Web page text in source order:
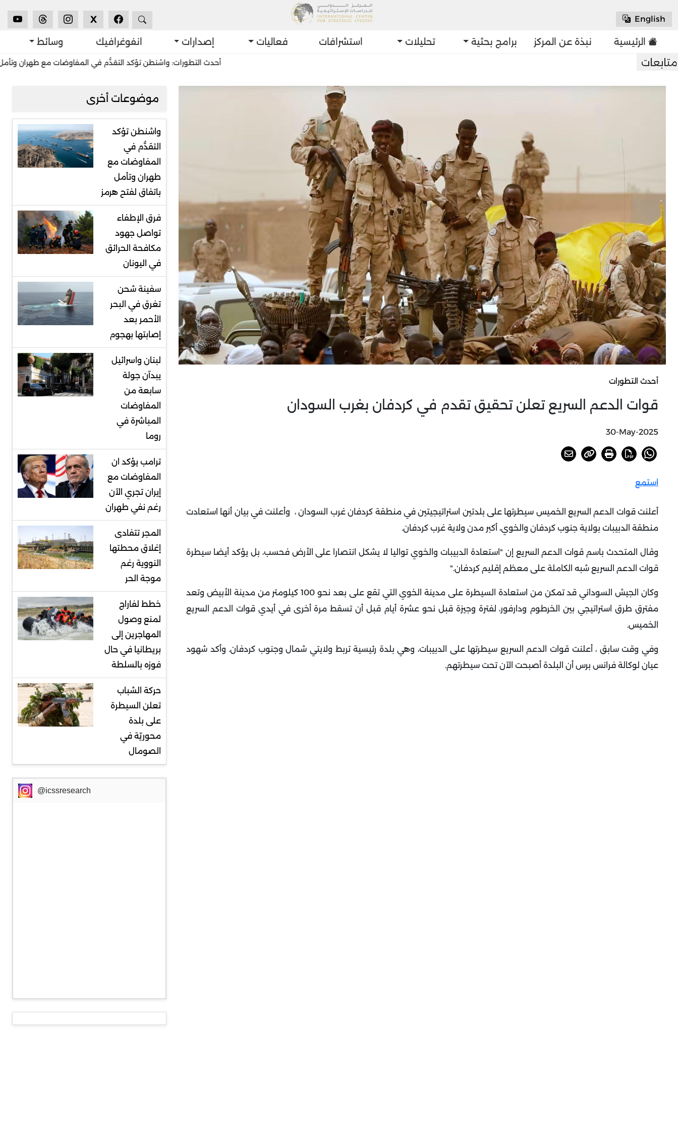
English
X
الرئيسية نبذة عن المركز برامج بحثية تحليلات استشرافات فعاليات إصدارات انفوغرافيك وسائط
أحدث التطورات: واشنطن تؤكد التقدُّم في المفاوضات مع طهران وتأمل باتفاق
أحدث التطورات
قوات الدعم السريع تعلن تحقيق تقدم في كردفان بغرب السودان
30-May-2025
استمع
أعلنت قوات الدعم السريع الخميس سيطرتها على بلدتين استراتيجيتين في منطقة كردفان غرب السودان ، وأعلنت في بيان أنها استعادت
منطقة الدبيبات بولاية جنوب كردفان والخوي، أكبر مدن ولاية غرب كردفان.
وقال المتحدث باسم قوات الدعم السريع إن "استعادة الدبيبات والخوي تواليا لا يشكل انتصارا على الأرض فحسب، بل يؤكد أيضا سيطرة
قوات الدعم السريع شبه الكاملة على معظم إقليم كردفان".
وكان الجيش السوداني قد تمكن من استعادة السيطرة على مدينة الخوي التي تقع على بعد نحو 100 كيلومتر من مدينة الأبيض وتعد
مفترق طرق استراتيجي بين الخرطوم ودارفور، لفترة وجيزة قبل نحو عشرة أيام قبل أن تسقط مرة أخرى في أيدي قوات الدعم السريع
الخميس.
وفي وقت سابق ، أعلنت قوات الدعم السريع سيطرتها على الدبيبات، وهي بلدة رئيسية تربط ولايتي شمال وجنوب كردفان. وأكد شهود
عيان لوكالة فرانس برس أن البلدة أصبحت الآن تحت سيطرتهم.
موضوعات أخرى
واشنطن تؤكد
التقدُّم في
المفاوضات مع
طهران وتأمل
باتفاق لفتح هرمز
فرق الإطفاء
تواصل جهود
مكافحة الحرائق
في اليونان
سفينة شحن
تغرق في البحر
الأحمر بعد
إصابتها بهجوم
لبنان واسرائيل
يبدآن جولة
سابعة من
المفاوضات
المباشرة في
روما
ترامب يؤكد ان
المفاوضات مع
إيران تجري الآن
رغم نفي طهران
المجر تتفادى
إغلاق محطتها
النووية رغم
موجة الحر
خطط لفاراج
لمنع وصول
المهاجرين إلى
بريطانيا في حال
فوزه بالسلطة
حركة الشباب
تعلن السيطرة
على بلدة
محوريّة في
الصومال
@icssresearch